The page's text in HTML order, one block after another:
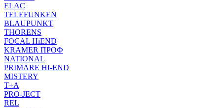
ELAC
TELEFUNKEN
BLAUPUNKT
THORENS
FOCAL HiEND
KRAMER ПРОФ
NATIONAL
PRIMARE HI-END
MISTERY
T+A
PRO-JECT
REL